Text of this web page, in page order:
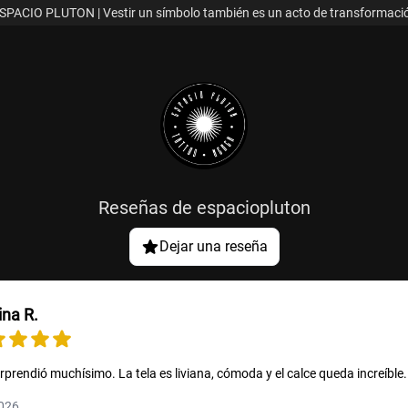
PLUTON | Vestir un símbolo también es un acto de
Reseñas de espaciopluton
Dejar una reseña
R.
muchísimo. La tela es liviana, cómoda y el calce queda increíble.